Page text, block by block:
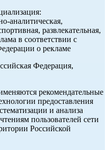
аналитическая,
развлекательная,
в соответствии с
о рекламе
Федерация,
рекомендательные
предоставления
и анализа
пользователей сети
Российской